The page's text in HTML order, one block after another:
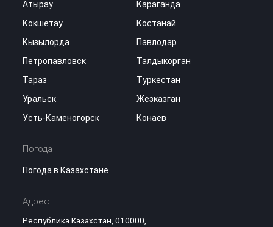
Атырау
Караганда
Кокшетау
Костанай
Кызылорда
Павлодар
Петропавловск
Талдыкорган
Тараз
Туркестан
Уральск
Жезказган
Усть-Каменогорск
Конаев
Погода
Погода в Казахстане
Адрес:
Республика Казахстан, 010000,